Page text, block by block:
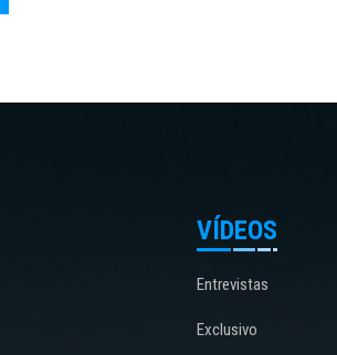
VÍDEOS
Entrevistas
Exclusivo